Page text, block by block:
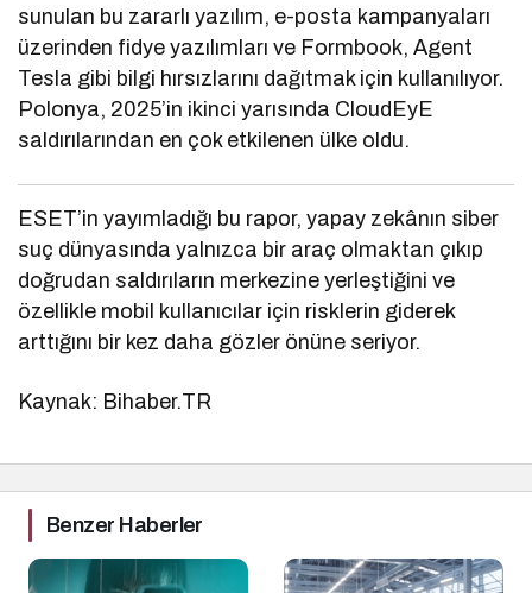
sunulan bu zararlı yazılım, e-posta kampanyaları
üzerinden fidye yazılımları ve Formbook, Agent
Tesla gibi bilgi hırsızlarını dağıtmak için kullanılıyor.
Polonya, 2025’in ikinci yarısında CloudEyE
saldırılarından en çok etkilenen ülke oldu.
ESET’in yayımladığı bu rapor, yapay zekânın siber
suç dünyasında yalnızca bir araç olmaktan çıkıp
doğrudan saldırıların merkezine yerleştiğini ve
özellikle mobil kullanıcılar için risklerin giderek
arttığını bir kez daha gözler önüne seriyor.
Kaynak: Bihaber.TR
Benzer Haberler